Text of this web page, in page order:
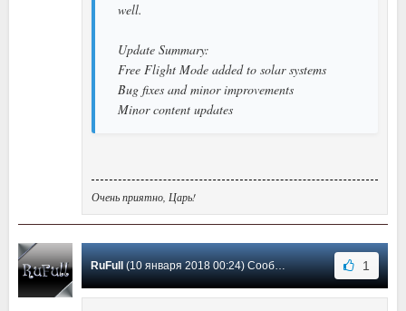
well.
Update Summary:
Free Flight Mode added to solar systems
Bug fixes and minor improvements
Minor content updates
Очень приятно, Царь!
RuFull (10 января 2018 00:24) Сообщение #2 1